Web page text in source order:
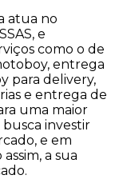
atua no
e
como o de
entrega
para delivery,
e entrega de
uma maior
busca investir
e em
a sua